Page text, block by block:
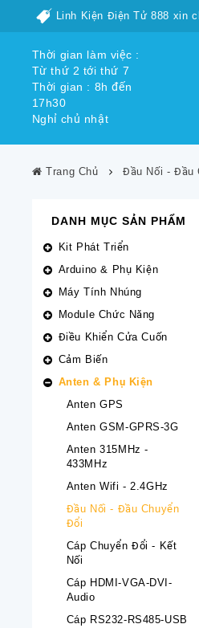
Linh Kiện Điện Tử 888 xin
Thời gian làm việc :
Từ thứ 2 tới thứ 7
Thời gian : 8h đến
17h30
Nghỉ chủ nhật
Trang Chủ Đầu Nối - Đầu
DANH MỤC SẢN PHẨM
Kit Phát Triển
Arduino & Phụ Kiện
Máy Tính Nhúng
Module Chức Năng
Điều Khiển Cửa Cuốn
Cảm Biến
Anten & Phụ Kiện
Anten GPS
Anten GSM-GPRS-3G
Anten 315MHz -
433MHz
Anten Wifi - 2.4GHz
Đầu Nối - Đầu Chuyển
Đổi
Cáp Chuyển Đổi - Kết
Nối
Cáp HDMI-VGA-DVI-
Audio
Cáp RS232-RS485-USB